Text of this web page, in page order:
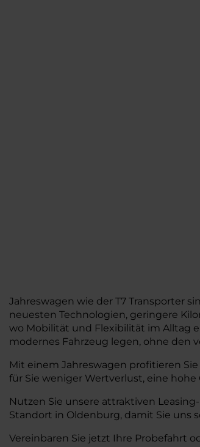
Jahreswagen wie der T7 Transporter
neuesten Technologien, geringere
wo Mobilität und Flexibilität im Alltag
modernes Fahrzeug legen, ohne den
Mit einem Jahreswagen profitieren
für Sie weniger Wertverlust, eine
Nutzen Sie unsere attraktiven
Standort in Oldenburg, damit Sie uns
Vereinbaren Sie jetzt Ihre Probefahrt